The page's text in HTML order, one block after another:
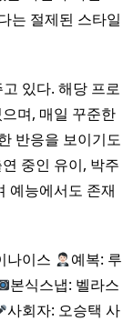
는 절제된 스타일
있다. 해당 프로
며, 매일 꾸준한
반응을 보이기도
중인 유이, 박주
예능에서도 존재
나이스
예복: 루
본식스냅: 벨라스
사회자: 오승택 사